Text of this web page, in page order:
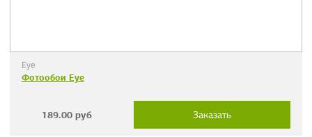
Eye
Фотообои Eye
189.00 руб Заказать